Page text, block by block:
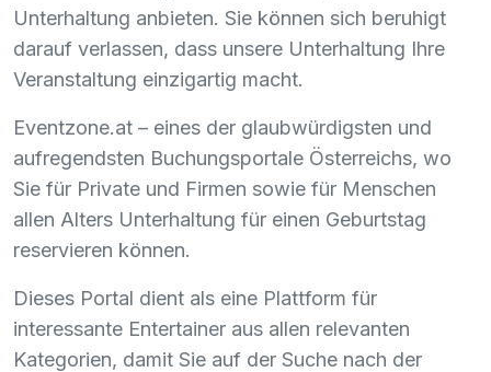
Unterhaltung anbieten. Sie können sich beruhigt
darauf verlassen, dass unsere Unterhaltung Ihre
Veranstaltung einzigartig macht.
Eventzone.at – eines der glaubwürdigsten und
aufregendsten Buchungsportale Österreichs, wo
Sie für Private und Firmen sowie für Menschen
allen Alters Unterhaltung für einen Geburtstag
reservieren können.
Dieses Portal dient als eine Plattform für
interessante Entertainer aus allen relevanten
Kategorien, damit Sie auf der Suche nach der